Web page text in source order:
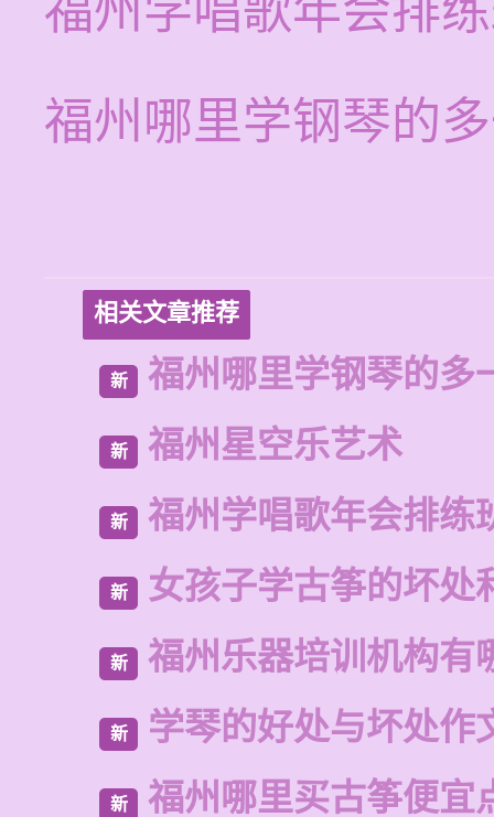
福州学唱歌年会排
福州哪里学钢琴的
相关文章推荐
新 福州哪里学钢琴的多
新 福州星空乐艺术
新 福州学唱歌年会排练
新 女孩子学古筝的坏处
新 福州乐器培训机构有
新 学琴的好处与坏处作
新 福州哪里买古筝便宜